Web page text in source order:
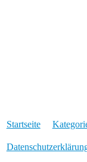
Startseite